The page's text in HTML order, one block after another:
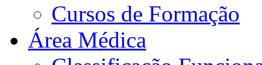
Cursos de Formação
Área Médica